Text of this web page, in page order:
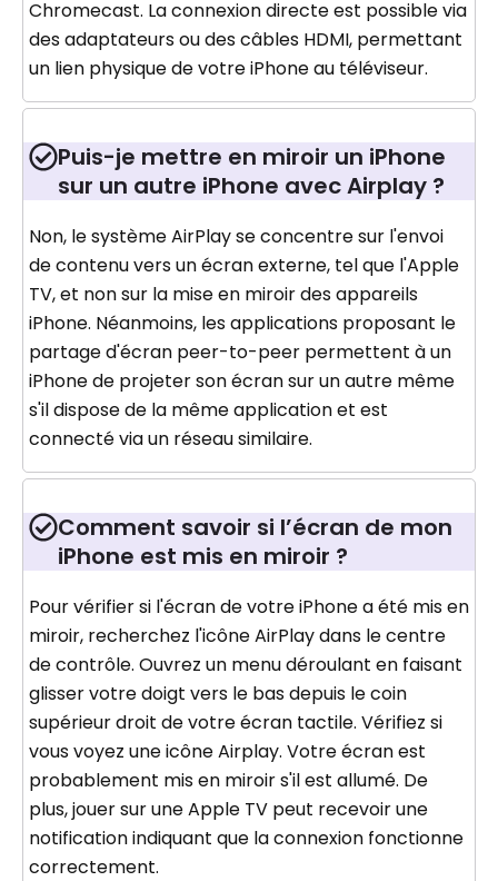
Chromecast. La connexion directe est possible via
des adaptateurs ou des câbles HDMI, permettant
un lien physique de votre iPhone au téléviseur.
Puis-je mettre en miroir un iPhone
sur un autre iPhone avec Airplay ?
Non, le système AirPlay se concentre sur l'envoi
de contenu vers un écran externe, tel que l'Apple
TV, et non sur la mise en miroir des appareils
iPhone. Néanmoins, les applications proposant le
partage d'écran peer-to-peer permettent à un
iPhone de projeter son écran sur un autre même
s'il dispose de la même application et est
connecté via un réseau similaire.
Comment savoir si l’écran de mon
iPhone est mis en miroir ?
Pour vérifier si l'écran de votre iPhone a été mis en
miroir, recherchez l'icône AirPlay dans le centre
de contrôle. Ouvrez un menu déroulant en faisant
glisser votre doigt vers le bas depuis le coin
supérieur droit de votre écran tactile. Vérifiez si
vous voyez une icône Airplay. Votre écran est
probablement mis en miroir s'il est allumé. De
plus, jouer sur une Apple TV peut recevoir une
notification indiquant que la connexion fonctionne
correctement.